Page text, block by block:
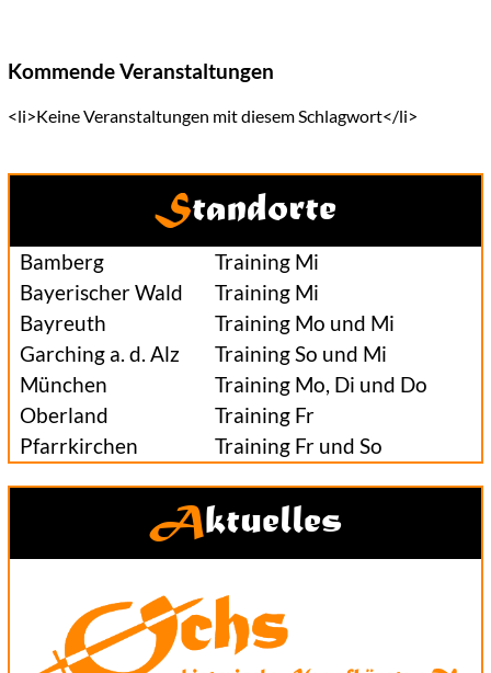
Kommende Veranstaltungen
<li>Keine Veranstaltungen mit diesem Schlagwort</li>
Standorte
Bamberg
Training Mi
Bayerischer Wald
Training Mi
Bayreuth
Training Mo und Mi
Garching a. d. Alz
Training So und Mi
München
Training Mo, Di und Do
Oberland
Training Fr
Pfarrkirchen
Training Fr und So
Aktuelles